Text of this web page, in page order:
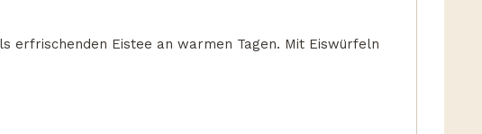
erfrischenden Eistee an warmen Tagen. Mit Eiswürfeln